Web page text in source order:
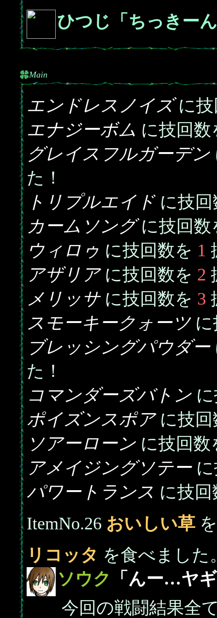
ひつじ「ちっきー
Main
エンドレスノイズに技
エナジーボム に技回
グレイスフルガーデン
た！
トリプルエイド に技
カームソングに技回
ウィロゥ に技回数を 1
アザリアに技回数を 2
メリッサに技回数を 3
スモーキークォーツに
ブレッシングパウダー
た！
コマンダーズバトン
ポイズンスポアに技
ソアーローン に技回
アメイジングソテーに
パワートランス に技
ItemNo.26 おいしい草
リコッタ を食べました
ソウク
「んー…ヤ
今回の戦闘結果全